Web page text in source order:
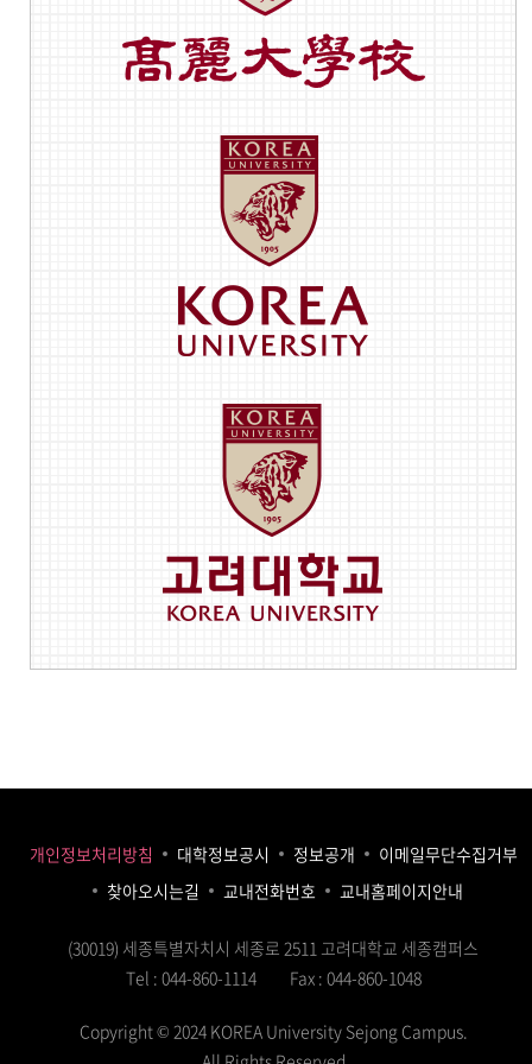
개인정보처리방침 대학정보공시 정보공개
이메일무단수집거부
찾아오시는길
교내전화번호 교내홈페이지안내
(30019) 세종특별자치시 세종로 2511 고려대학교 세종캠퍼스
Tel : 044-860-1114
Fax : 044-860-1048
Copyright © 2024 KOREA University Sejong Campus.